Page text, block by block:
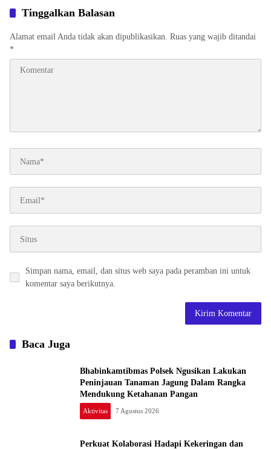
Tinggalkan Balasan
Alamat email Anda tidak akan dipublikasikan. Ruas yang wajib ditandai
*
Simpan nama, email, dan situs web saya pada peramban ini untuk
komentar saya berikutnya.
Baca Juga
Bhabinkamtibmas Polsek Ngusikan Lakukan
Peninjauan Tanaman Jagung Dalam Rangka
Mendukung Ketahanan Pangan
Aktivitas 7 Agustus 2026
Perkuat Kolaborasi Hadapi Kekeringan dan